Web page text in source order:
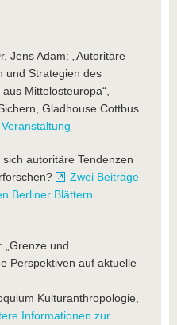
Jens Adam: „Autoritäre
und Strategien des
Mittelosteuropa“,
Gladhouse Cottbus
autoritäre Tendenzen
Zwei Beiträge
Berliner Blättern
„Grenze und
Perspektiven auf aktuelle
Kulturanthropologie,
Informationen zur